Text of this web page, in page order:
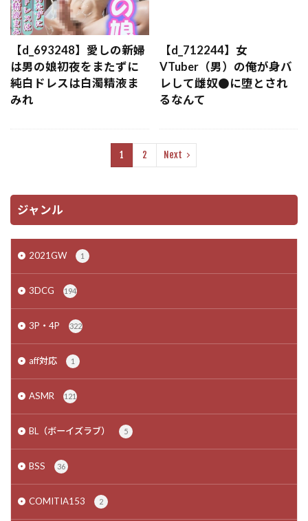
【d_693248】愛しの新婦
は男の娘初夜をまたずに
純白ドレスは白濁精液ま
みれ
【d_712244】女
VTuber（男）の俺が身バ
レして雌奴●に堕とされ
るなんて
1 2 Next
ジャンル
2021GW 1
3DCG 194
3P・4P 322
aff対応 1
ASMR 121
BL（ボーイズラブ） 5
BSS 36
COMITIA153 2